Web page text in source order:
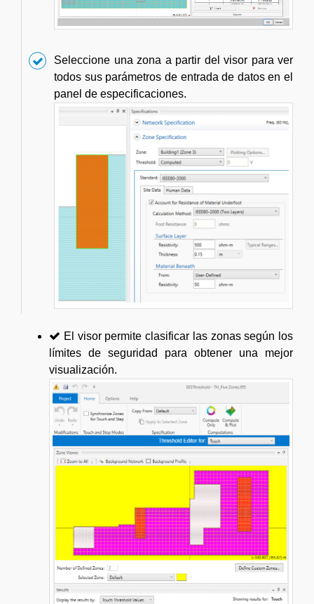
Seleccione una zona a partir del visor para ver
todos sus parámetros de entrada de datos en el
panel de especificaciones.
El visor permite clasificar las zonas según los
límites de seguridad para obtener una mejor
visualización.